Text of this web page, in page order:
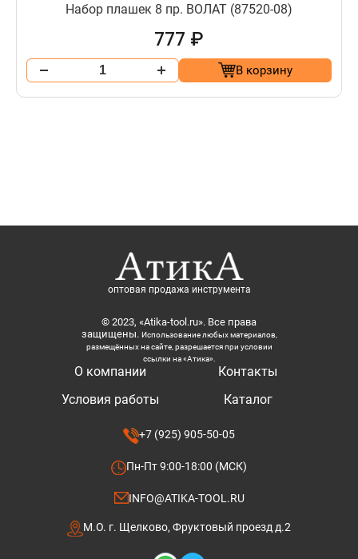
Набор плашек 8 пр. ВОЛАТ (87520-08)
777 ₽
В корзину
оптовая продажа инструмента
© 2023, «Atika-tool.ru». Все права
защищены. Использование любых материалов,
размещённых на сайте, разрешается при условии
ссылки на «Атика».
О компании
Условия работы
Контакты
Каталог
+7 (925) 905-50-05
Пн-Пт 9:00-18:00 (МСК)
INFO@ATIKA-TOOL.RU
М.О. г. Щелково, Фруктовый проезд д.2